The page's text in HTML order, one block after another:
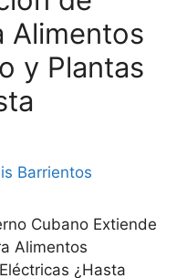
Alimentos
y Plantas
Barrientos
Cubano Extiende
Alimentos
¿Hasta